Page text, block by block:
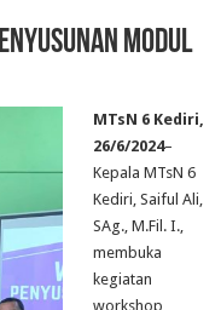
Modul
MTsN 6 Kediri,
26/6/2024–
Kepala MTsN 6
Kediri, Saiful Ali,
SAg., M.Fil. I.,
membuka
kegiatan
workshop